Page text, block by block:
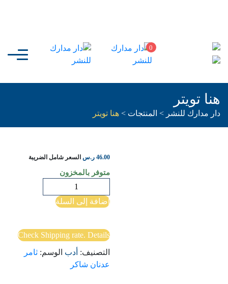
0
هنا تويتر
دار مدارك للنشر > المنتجات > هنا تويتر
46.00 ر.س السعر شامل الضريبة
متوفر بالمخزون
هنا
تويتر
إضافة إلى السلة
Check Shipping rate. Details
التصنيف: أدب الوسم:ثامر
عدنان شاكر